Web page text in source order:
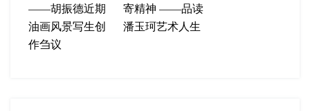
——胡振德近期
油画风景写生创
作刍议
寄精神 ——品读
潘玉珂艺术人生